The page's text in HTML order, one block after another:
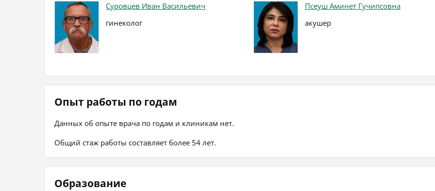
Суровцев Иван Васильевич
гинеколог
Псеуш Аминет Гучипсовна
акушер
Опыт работы по годам
Данных об опыте врача по годам и клиникам нет.
Общий стаж работы составляет более 54 лет.
Образование